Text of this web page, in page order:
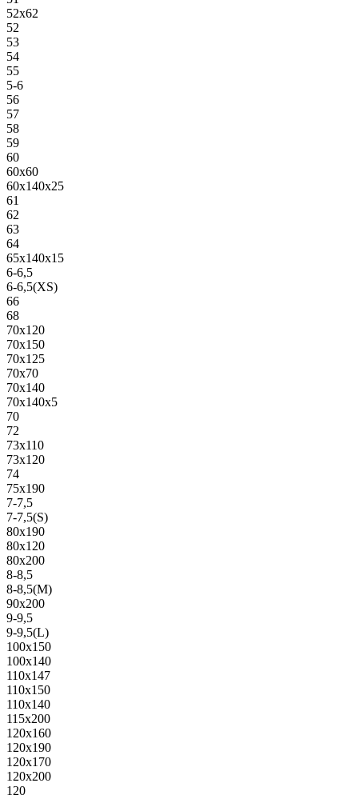
52х62
52
53
54
55
5-6
56
57
58
59
60
60х60
60х140х25
61
62
63
64
65х140х15
6-6,5
6-6,5(XS)
66
68
70х120
70х150
70х125
70х70
70х140
70х140х5
70
72
73х110
73х120
74
75х190
7-7,5
7-7,5(S)
80х190
80х120
80х200
8-8,5
8-8,5(M)
90х200
9-9,5
9-9,5(L)
100х150
100х140
110х147
110х150
110х140
115х200
120х160
120х190
120х170
120х200
120